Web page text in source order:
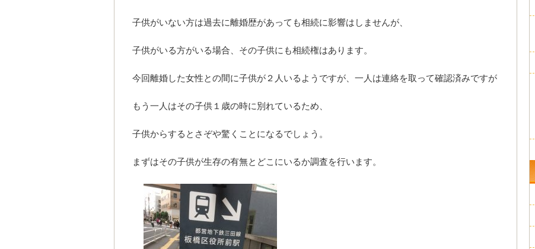
子供がいない方は過去に離婚歴があっても相続に影響はしませんが、
子供がいる方がいる場合、その子供にも相続権はあります。
今回離婚した女性との間に子供が２人いるようですが、一人は連絡を取って確認済みですが
もう一人はその子供１歳の時に別れているため、
子供からするとさぞや驚くことになるでしょう。
まずはその子供が生存の有無とどこにいるか調査を行います。